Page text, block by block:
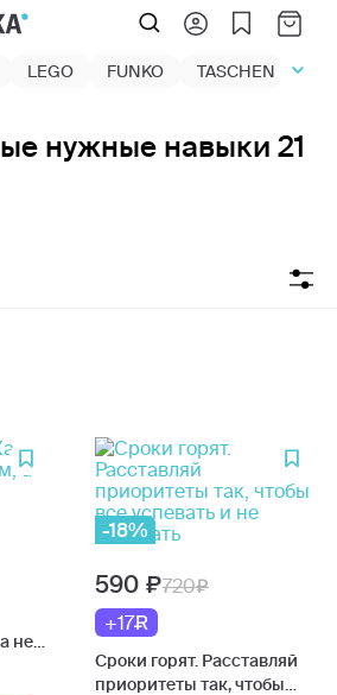
LEGO FUNKO TASCHEN
нужные навыки 21
не
-18%
590
720
+17
Сроки горят. Расставляй
приоритеты так, чтобы